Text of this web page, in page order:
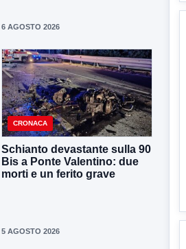
6 AGOSTO 2026
CRONACA
Schianto devastante sulla 90
Bis a Ponte Valentino: due
morti e un ferito grave
5 AGOSTO 2026